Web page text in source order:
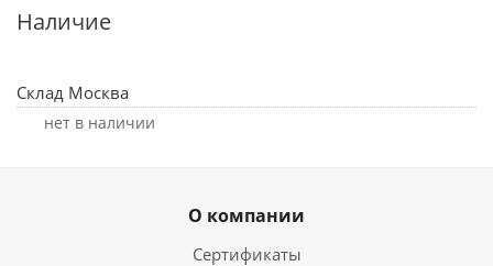
Наличие
Склад Москва
Нет в наличии
О компании
Сертификаты